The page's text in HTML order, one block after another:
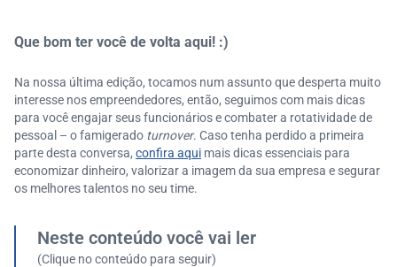
Que bom ter você de volta aqui! :)
Na nossa última edição, tocamos num assunto que desperta muito
interesse nos empreendedores, então, seguimos com mais dicas
para você engajar seus funcionários e combater a rotatividade de
pessoal – o famigerado turnover. Caso tenha perdido a primeira
parte desta conversa, confira aqui mais dicas essenciais para
economizar dinheiro, valorizar a imagem da sua empresa e segurar
os melhores talentos no seu time.
Neste conteúdo você vai ler
(Clique no conteúdo para seguir)